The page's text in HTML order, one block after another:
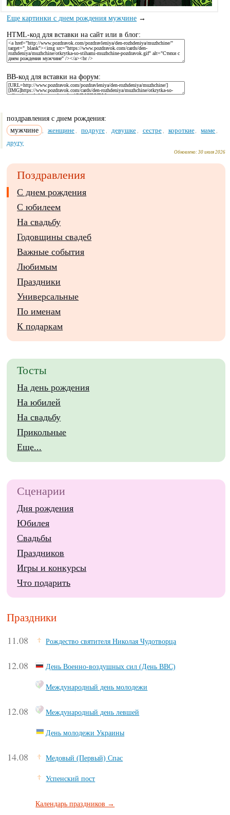
Еще картинки с днем рождения мужчине →
HTML-код для вставки на сайт или в блог:
BB-код для вставки на форум:
поздравления с днем рождения:
мужчине
женщине подруге девушке сестре короткие маме
другу
Обновлено:30 июля 2026
Поздравления
С днем рождения
С юбилеем
На свадьбу
Годовщины свадеб
Важные события
Любимым
Праздники
Универсальные
По именам
К подаркам
Тосты
На день рождения
На юбилей
На свадьбу
Прикольные
Еще...
Сценарии
Дня рождения
Юбилея
Свадьбы
Праздников
Игры и конкурсы
Что подарить
Праздники
11.08 Рождество святителя Николая Чудотворца
12.08 День Военно-воздушных сил (День ВВС)
Международный день молодежи
12.08 Международный день левшей
День молодежи Украины
14.08 Медовый (Первый) Спас
Успенский пост
Календарь праздников →